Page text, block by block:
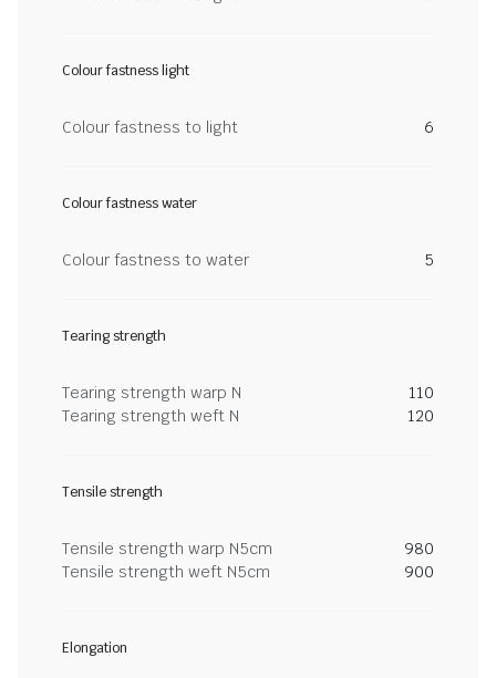
Colour fastness light
Colour fastness to light 6
Colour fastness water
Colour fastness to water 5
Tearing strength
Tearing strength warp N
110
Tearing strength weft N
120
Tensile strength
Tensile strength warp N5cm
980
Tensile strength weft N5cm
900
Elongation